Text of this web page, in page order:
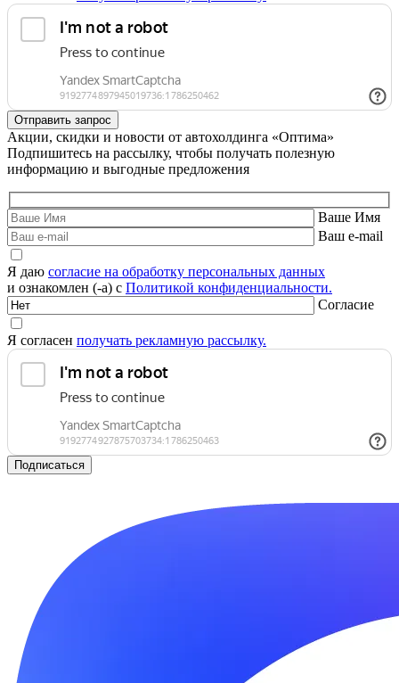
Акции, скидки и новости от автохолдинга «Оптима»
Подпишитесь на рассылку, чтобы получать полезную
информацию и выгодные предложения
Ваше Имя
Ваш e-mail
Я даю согласие на обработку персональных данных
и ознакомлен (-а) с Политикой конфиденциальности.
Согласие
Я согласен получать рекламную рассылку.